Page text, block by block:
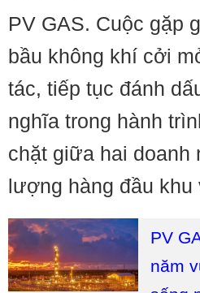
PV GAS. Cuộc gặp
bầu không khí cởi
tác, tiếp tục đánh
nghĩa trong hành
chặt giữa hai doanh
lượng hàng đầu khu
PV
năm